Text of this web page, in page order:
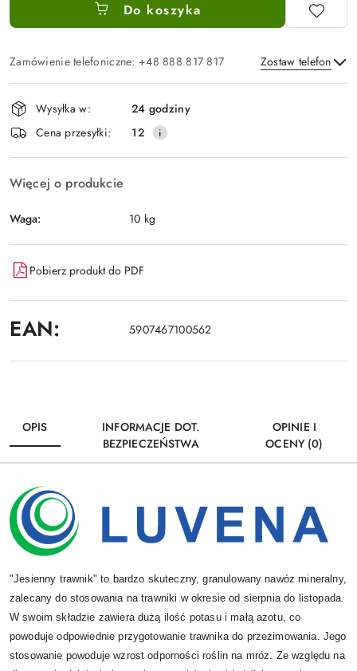
Do koszyka
Zamówienie telefoniczne: +48 888 817 817 Zostaw telefon
Wyślij
Dostępność
i
dostawa
Wysyłka w:
24 godziny
Cena przesyłki:
12
Więcej o produkcie
Waga: 10 kg
Pobierz produkt do PDF
EAN: 5907467100562
OPIS
INFORMACJE DOT.
BEZPIECZEŃSTWA
OPINIE I
OCENY (0)
"Jesienny trawnik" to bardzo skuteczny, granulowany nawóz mineralny,
zalecany do stosowania na trawniki w okresie od sierpnia do listopada.
W swoim składzie zawiera dużą ilość potasu i małą azotu, co
powoduje odpowiednie przygotowanie trawnika do przezimowania. Jego
stosowanie powoduje wzrost odporności roślin na mróz. Ze względu na